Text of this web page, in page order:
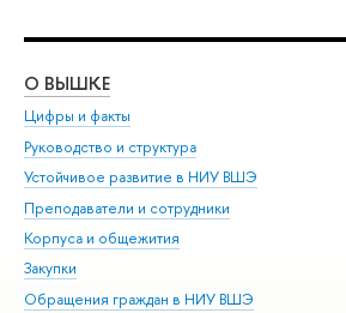
О ВЫШКЕ
Цифры и факты
Руководство и структура
Устойчивое развитие в НИУ ВШЭ
Преподаватели и сотрудники
Корпуса и общежития
Закупки
Обращения граждан в НИУ ВШЭ